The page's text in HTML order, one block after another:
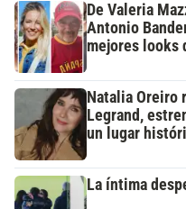
De Valeria
Antonio
mejores looks
Natalia Oreiro
Legrand,
un lugar
La íntima